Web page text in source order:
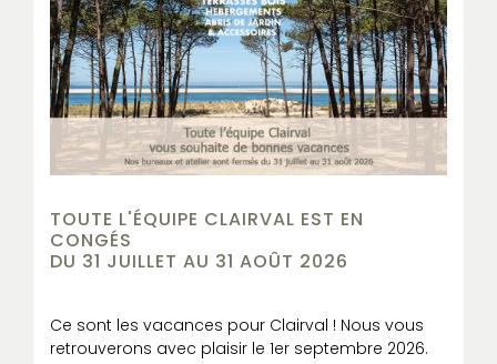
TOUTE L'ÉQUIPE CLAIRVAL EST EN
CONGÉS
DU 31 JUILLET AU 31 AOÛT 2026
Ce sont les vacances pour Clairval ! Nous vous
retrouverons avec plaisir le 1er septembre 2026.